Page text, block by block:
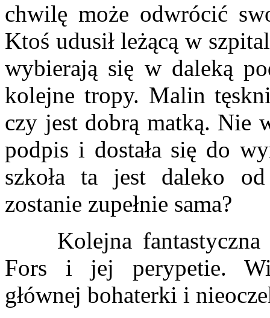
chwilę może odwrócić
Ktoś udusił leżącą w
wybierają się w daleką
kolejne tropy. Malin
czy jest dobrą matką. Nie
podpis i dostała się do
szkoła ta jest daleko
zostanie zupełnie sama?
Kolejna fantastyczna
Fors i jej perypetie.
głównej bohaterki i